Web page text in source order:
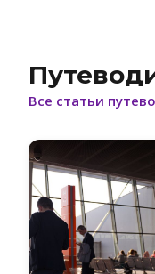
Все статьи